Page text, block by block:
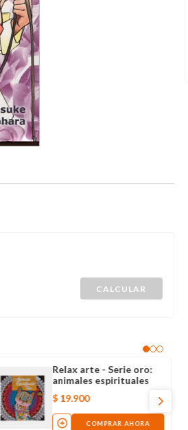
Relax arte - Serie oro:
animales espirituales
$ 19.900
COMPRAR AHORA